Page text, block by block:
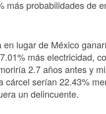
más probabilidades de
en lugar de México
más electricidad,
2.7 años antes y
cárcel serían 22.43%
un delincuente.